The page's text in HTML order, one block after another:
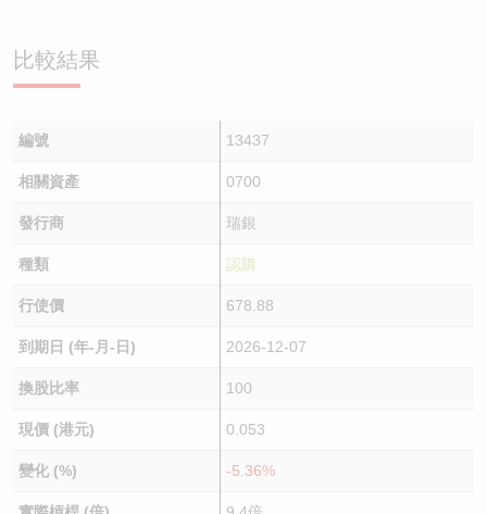
比較結果
編號 13437
相關資產 0700
發行商 瑞銀
種類 認購
行使價 678.88
到期日 (年-月-日) 2026-12-07
換股比率 100
現價 (港元) 0.053
變化 (%) -5.36%